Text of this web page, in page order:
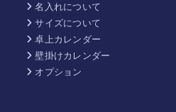
名入れについて
サイズについて
卓上カレンダー
壁掛けカレンダー
オプション